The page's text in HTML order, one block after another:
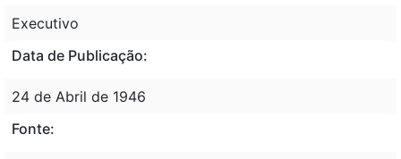
Executivo
Data de Publicação:
24 de Abril de 1946
Fonte: